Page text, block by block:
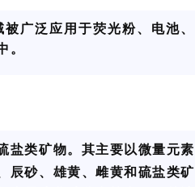
广泛应用于荧光粉、电池、
。
盐类矿物。其主要以微量元素
辰砂、雄黄、雌黄和硫盐类矿